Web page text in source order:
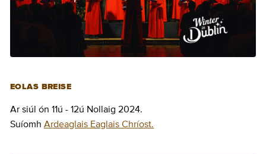
EOLAS BREISE
Ar siúl ón 11ú - 12ú Nollaig 2024.
Suíomh Ardeaglais Eaglais Chríost.